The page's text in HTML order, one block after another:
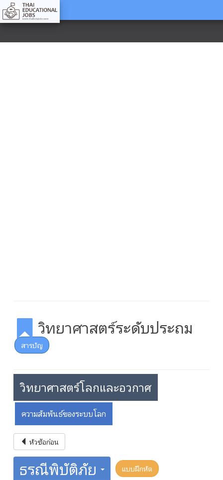
วิทยาศาสตร์ระดับประถม
สารบัญ
วิทยาศาสตร์โลกและอวกาศ
ความสัมพันธ์ของระบบโลก
หัวข้อก่อน
ธรณีพิบัติภัย แบบฝึกหัด